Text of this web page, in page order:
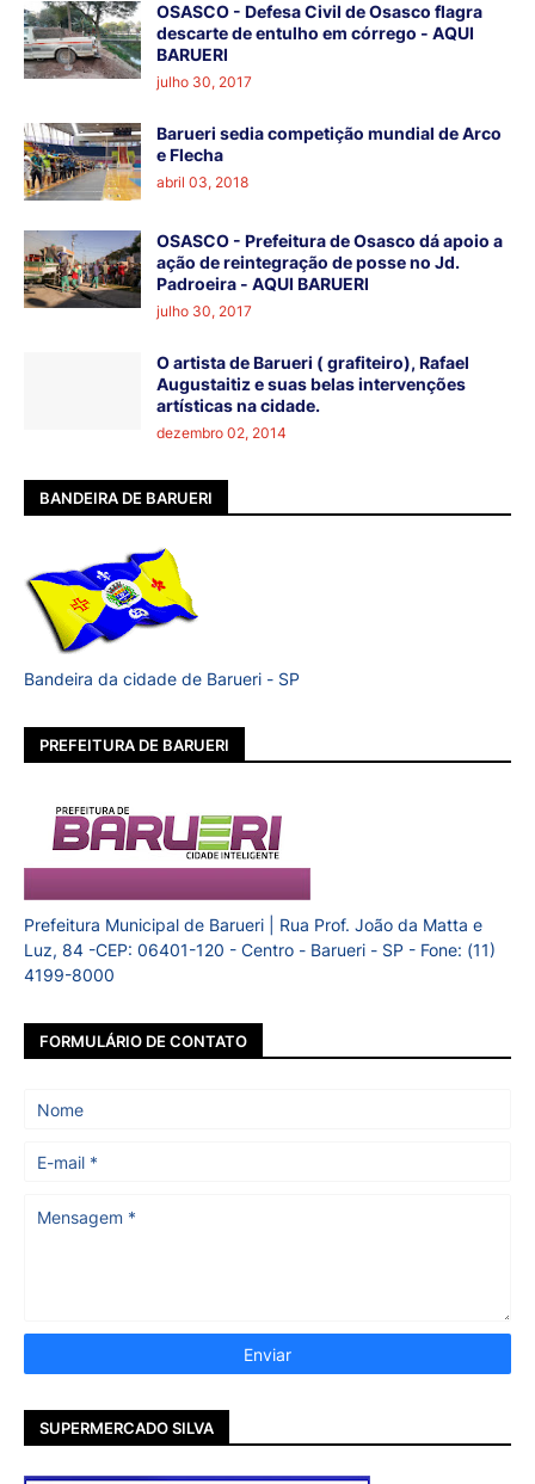
OSASCO - Defesa Civil de Osasco flagra
descarte de entulho em córrego - AQUI
BARUERI
julho 30, 2017
Barueri sedia competição mundial de Arco
e Flecha
abril 03, 2018
OSASCO - Prefeitura de Osasco dá apoio a
ação de reintegração de posse no Jd.
Padroeira - AQUI BARUERI
julho 30, 2017
O artista de Barueri ( grafiteiro), Rafael
Augustaitiz e suas belas intervenções
artísticas na cidade.
dezembro 02, 2014
BANDEIRA DE BARUERI
Bandeira da cidade de Barueri - SP
PREFEITURA DE BARUERI
Prefeitura Municipal de Barueri | Rua Prof. João da Matta e
Luz, 84 -CEP: 06401-120 - Centro - Barueri - SP - Fone: (11)
4199-8000
FORMULÁRIO DE CONTATO
SUPERMERCADO SILVA